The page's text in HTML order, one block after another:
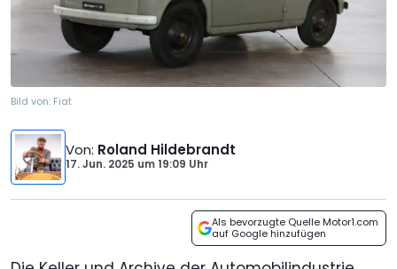
Bild von: Fiat
Von: Roland Hildebrandt
17. Jun. 2025 um19:09 Uhr
Als bevorzugte Quelle Motor1.com
auf Google hinzufügen